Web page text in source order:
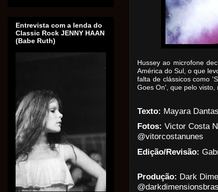
Hussey ao microfone
América do Sul, o que
falta de clássicos como
Goes On', que pelo
Texto: Mayara
Fotos: Victor Costa
@vitorcostanunes
Edição/Revisão:
Produção: Dark
Entrevista com a lenda do
Classic Rock JENNY HAAN
(Babe Ruth)